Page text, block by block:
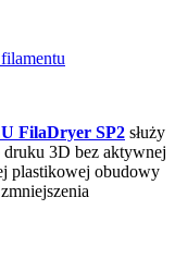
FilaDryer SP2 służy
3D bez aktywnej
plastikowej obudowy